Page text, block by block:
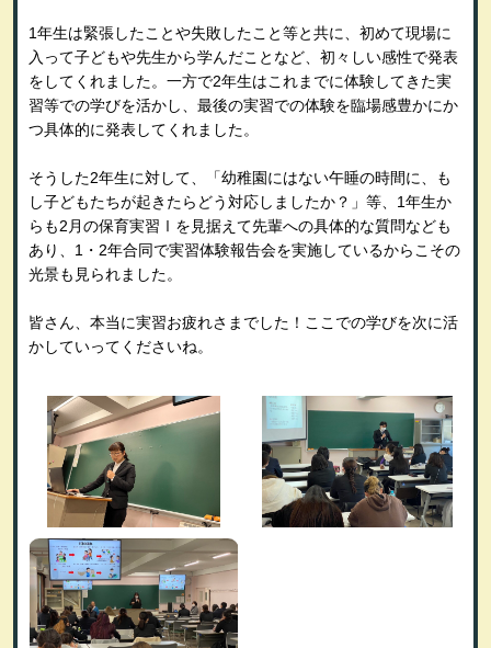
1年生は緊張したことや失敗したこと等と共に、初めて現場に
入って子どもや先生から学んだことなど、初々しい感性で発表
をしてくれました。一方で2年生はこれまでに体験してきた実
習等での学びを活かし、最後の実習での体験を臨場感豊かにか
つ具体的に発表してくれました。
そうした2年生に対して、「幼稚園にはない午睡の時間に、も
し子どもたちが起きたらどう対応しましたか？」等、1年生か
らも2月の保育実習Ⅰを見据えて先輩への具体的な質問なども
あり、1・2年合同で実習体験報告会を実施しているからこその
光景も見られました。
皆さん、本当に実習お疲れさまでした！ここでの学びを次に活
かしていってくださいね。